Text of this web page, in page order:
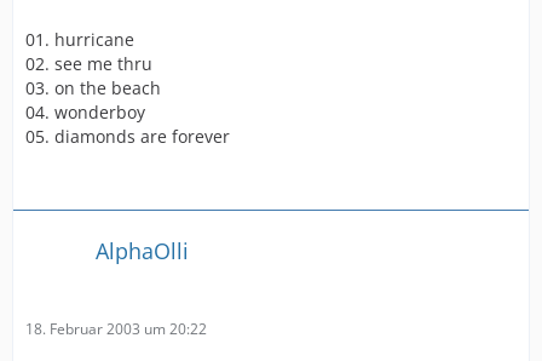
01. hurricane
02. see me thru
03. on the beach
04. wonderboy
05. diamonds are forever
AlphaOlli
18. Februar 2003 um 20:22